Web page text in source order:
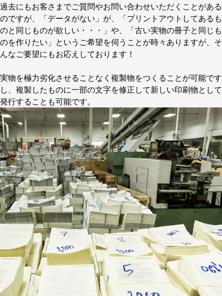
過去にもお客さまでご質問やお問い合わせいただくことがある
のですが、「データがない」が、「プリントアウトしてあるも
のと同じものが欲しい・・・」や、「古い実物の冊子と同じも
のを作りたい」というご希望を伺うことが時々ありますが、そ
んなご要望にもお応えしております！
実物を極力劣化させることなく複製物をつくることが可能です
し、複製したものに一部の文字を修正して新しい印刷物として
発行することも可能です。